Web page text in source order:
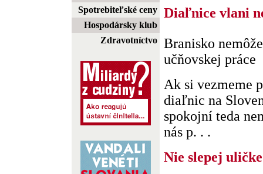
Spotrebiteľské ceny
Hospodársky klub
Zdravotníctvo
Diaľnice vlani
Branisko
učňovskej práce
Ak si vezmeme
diaľnic na
spokojní teda
nás p. . .
Nie slepej uličke